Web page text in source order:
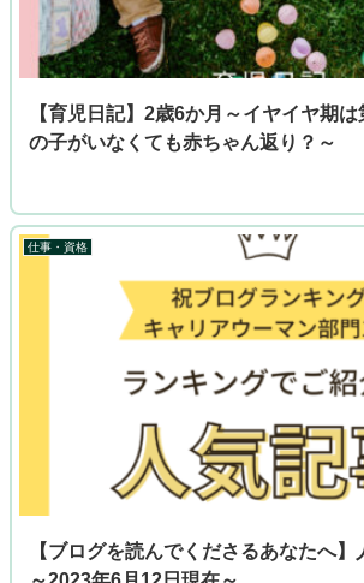
【育児日記】2歳6か月～イヤイヤ期
の子がいなくても赤ちゃん返り？～
仕事・資格
【ブログを読んでくださるあなたへ